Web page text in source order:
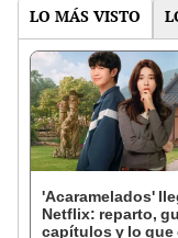
LO MÁS VISTO
'Acaramelados'
Netflix: reparto,
capítulos y lo que